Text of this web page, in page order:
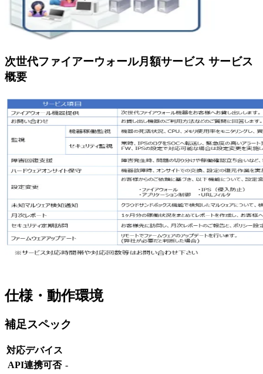
次世代ファイアーウォール月額サービス サービス
概要
仕様・動作環境
補足スペック
対応デバイス
API連携可否 -